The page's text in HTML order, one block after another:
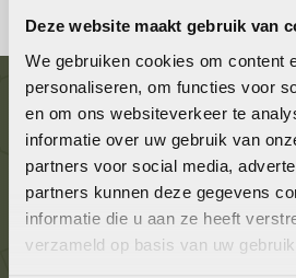
Deze website maakt gebruik van
We gebruiken cookies om content
personaliseren, om functies voor
en om ons websiteverkeer te
informatie over uw gebruik van
partners voor social media,
partners kunnen deze gegevens
informatie die u aan ze heeft
verzameld op basis van uw
Graag in contact
Wij staan voor je klaar! Neem
onderstaande gegevens.